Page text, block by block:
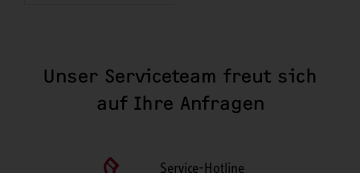
Unser Serviceteam freut sich
auf Ihre Anfragen
Service-Hotline